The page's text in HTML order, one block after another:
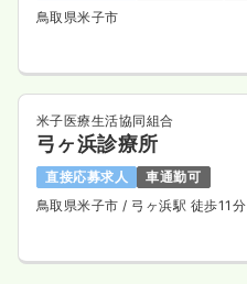
鳥取県米子市
米子医療生活協同組合
弓ヶ浜診療所
直接応募求人
車通勤可
鳥取県米子市/ 弓ヶ浜駅 徒歩11分